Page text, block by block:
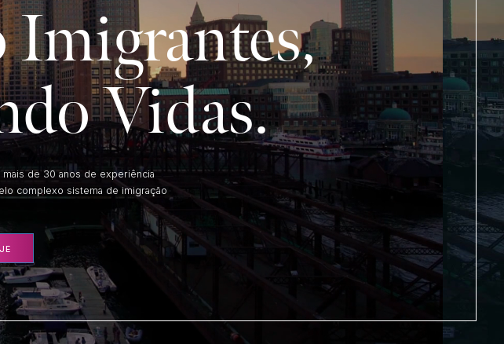
Imigrantes,
Vidas.
de 30 anos de experiência
complexo sistema de imigração